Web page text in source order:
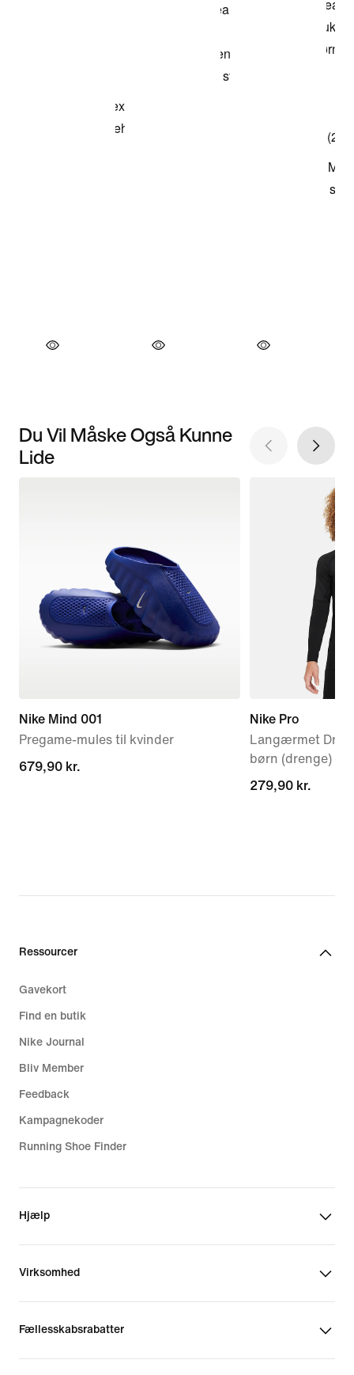
Du Vil Måske Også Kunne
Lide
Nike Mind 001
Pregame-mules til kvinder
679,90 kr.
679,90 kr.
Nike Pro
Langærmet Dri-
børn (drenge)
279,90 kr.
279,90 kr.
Ressourcer
Gavekort
Find en butik
Nike Journal
Bliv Member
Feedback
Kampagnekoder
Running Shoe Finder
Hjælp
Virksomhed
Fællesskabsrabatter